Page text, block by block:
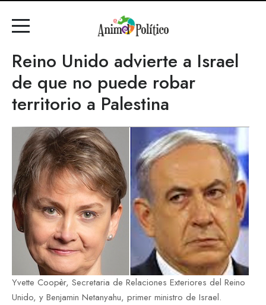
Reino Unido advierte a Israel
de que no puede robar
territorio a Palestina
Yvette Coopèr, Secretaria de Relaciones Exteriores del Reino
Unido, y Benjamin Netanyahu, primer ministro de Israel.